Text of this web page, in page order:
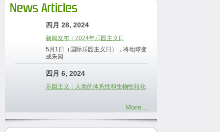
News Articles
四月 28, 2024
新闻发布：2024年乐园主义日
5月1日（国际乐园主义日），将地球变
成乐园
四月 6, 2024
乐园主义：人类的体系性和生物性转化
More...